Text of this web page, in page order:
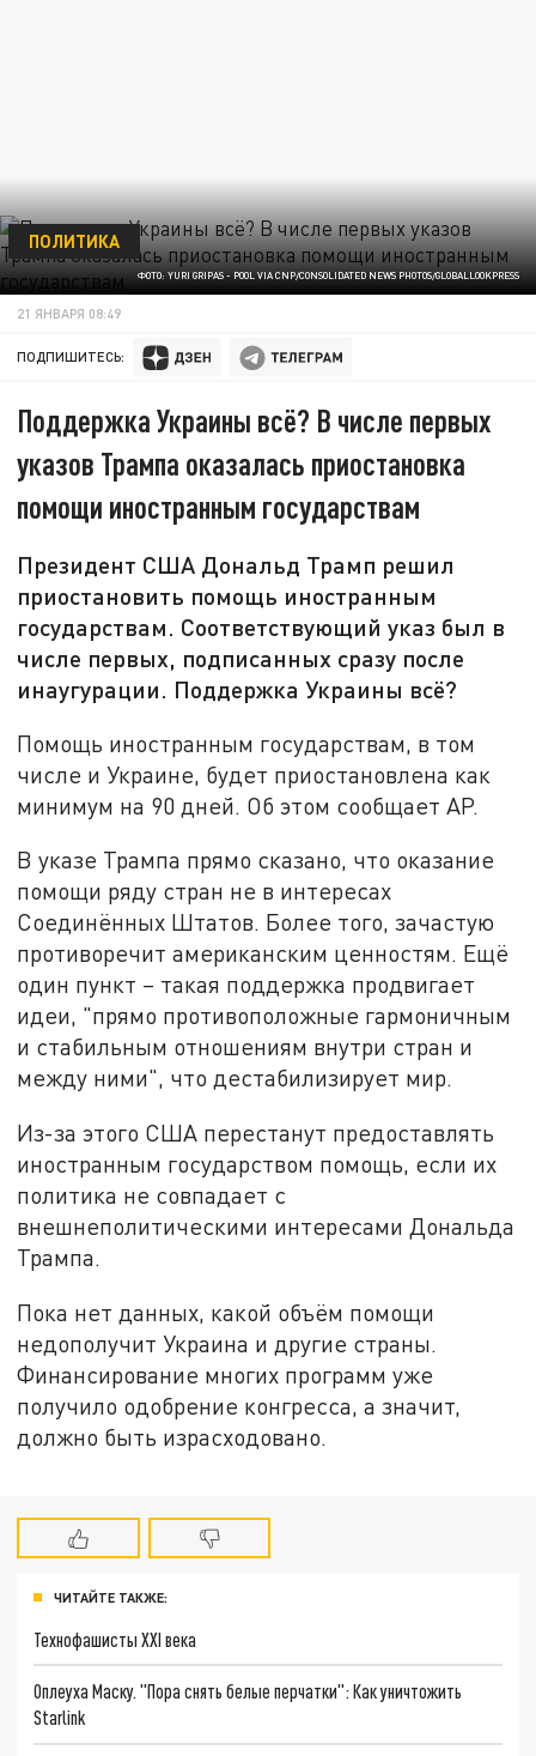
ФОТО: YURI GRIPAS - POOL VIA CNP/CONSOLIDATED NEWS PHOTOS/GLOBALLOOKPRESS
ПОЛИТИКА
21 ЯНВАРЯ 08:49
ПОДПИШИТЕСЬ:
Поддержка Украины всё? В числе первых
указов Трампа оказалась приостановка
помощи иностранным государствам
Президент США Дональд Трамп решил
приостановить помощь иностранным
государствам. Соответствующий указ был в
числе первых, подписанных сразу после
инаугурации. Поддержка Украины всё?
Помощь иностранным государствам, в том
числе и Украине, будет приостановлена как
минимум на 90 дней. Об этом сообщает AP.
В указе Трампа прямо сказано, что оказание
помощи ряду стран не в интересах
Соединённых Штатов. Более того, зачастую
противоречит американским ценностям. Ещё
один пункт – такая поддержка продвигает
идеи, "прямо противоположные гармоничным
и стабильным отношениям внутри стран и
между ними", что дестабилизирует мир.
Из-за этого США перестанут предоставлять
иностранным государством помощь, если их
политика не совпадает с
внешнеполитическими интересами Дональда
Трампа.
Пока нет данных, какой объём помощи
недополучит Украина и другие страны.
Финансирование многих программ уже
получило одобрение конгресса, а значит,
должно быть израсходовано.
ЧИТАЙТЕ ТАКЖЕ:
Технофашисты XXI века
Оплеуха Маску. "Пора снять белые перчатки": Как уничтожить
Starlink